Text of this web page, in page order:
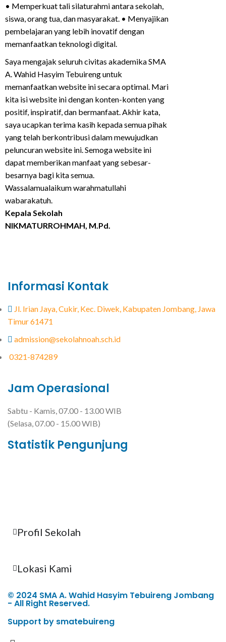
• Memperkuat tali silaturahmi antara sekolah,
siswa, orang tua, dan masyarakat. • Menyajikan
pembelajaran yang lebih inovatif dengan
memanfaatkan teknologi digital.
Saya mengajak seluruh civitas akademika SMA
A. Wahid Hasyim Tebuireng untuk
memanfaatkan website ini secara optimal. Mari
kita isi website ini dengan konten-konten yang
positif, inspiratif, dan bermanfaat. Akhir kata,
saya ucapkan terima kasih kepada semua pihak
yang telah berkontribusi dalam mewujudkan
peluncuran website ini. Semoga website ini
dapat memberikan manfaat yang sebesar-
besarnya bagi kita semua.
Wassalamualaikum warahmatullahi
wabarakatuh.
Kepala Sekolah
NIKMATURROHMAH, M.Pd.
Informasi Kontak
Jl. Irian Jaya, Cukir, Kec. Diwek, Kabupaten Jombang, Jawa
Timur 61471
admission@sekolahnoah.sch.id
0321-874289
Jam Operasional
Sabtu - Kamis, 07.00 - 13.00 WIB
(Selasa, 07.00 - 15.00 WIB)
Statistik Pengunjung
Profil Sekolah
Lokasi Kami
© 2024 SMA A. Wahid Hasyim Tebuireng Jombang
- All Right Reserved.
Support by smatebuireng